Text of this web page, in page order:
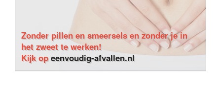
Zonder pillen en smeersels en zonder je in
het zweet te werken!
Kijk opeenvoudig-afvallen.nl